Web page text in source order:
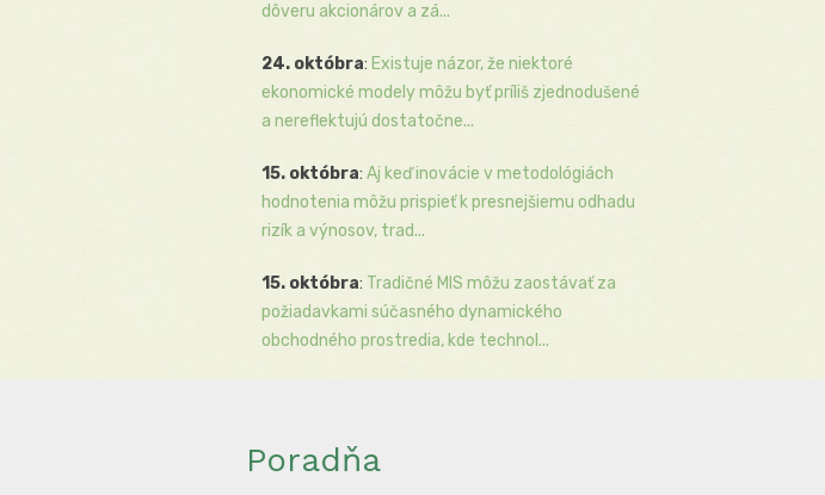
dôveru akcionárov a zá...
24. októbra: Existuje názor, že niektoré
ekonomické modely môžu byť príliš zjednodušené
a nereflektujú dostatočne...
15. októbra: Aj keď inovácie v metodológiách
hodnotenia môžu prispieť k presnejšiemu odhadu
rizík a výnosov, trad...
15. októbra: Tradičné MIS môžu zaostávať za
požiadavkami súčasného dynamického
obchodného prostredia, kde technol...
Poradňa